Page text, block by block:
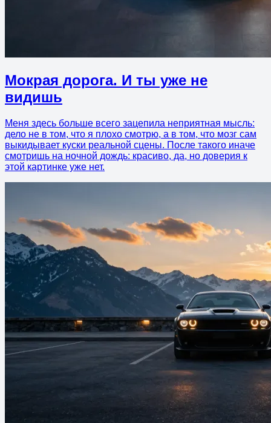
Мокрая дорога. И ты уже не
видишь
Меня здесь больше всего зацепила неприятная мысль:
дело не в том, что я плохо смотрю, а в том, что мозг сам
выкидывает куски реальной сцены. После такого иначе
смотришь на ночной дождь: красиво, да, но доверия к
этой картинке уже нет.